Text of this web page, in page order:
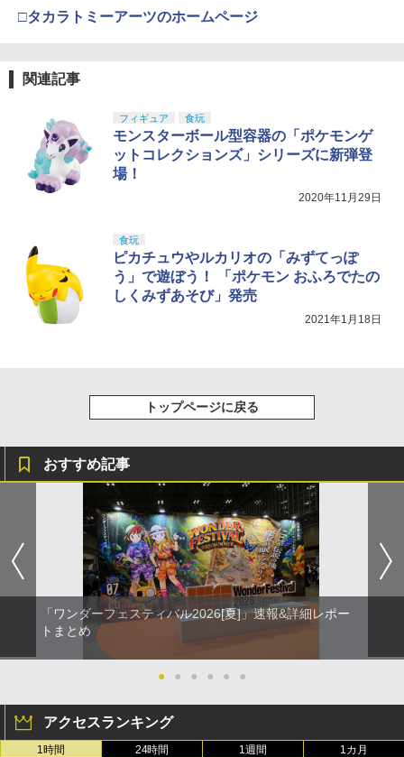
月予約】
製法) 仮面ライダーBLACK RX
￥11,800
ティング グラス ボレーセイフティ 【レ
バトラークリーク OBJ 02A（30.0mm）
バトラーキャップ フリップオープン
￥4,779
ドローン 小型 子供 100g未満 室内 初心
ギフト 親子ゲーム 最大飛行時間合計20
分 国内認証済みHS210赤
￥5,390
4
TAMASHII NATIONS S.H.フィギュアー
5
BS製 塗装済み可動フィギュア
HGUC 機動戦士ガンダム ザクI(黒い三連
BANDAI SPIRITS(バンダイ スピリッツ)
￥3,409
￥2,710
型用接着剤 87003
GSIクレオス Mr.トップコート 水性プレ
ミアムトップコートスプレー つや消し 8
8ml ホビー用仕上材 B603
□タカラトミーアーツのホームページ
関連記事
フィギュア 食玩
モンスターボール型容器の「ポケモンゲ
ットコレクションズ」シリーズに新弾登
場！
2020年11月29日
食玩
ピカチュウやルカリオの「みずてっぽ
う」で遊ぼう！ 「ポケモン おふろでたの
しくみずあそび」発売
2021年1月18日
トップページに戻る
おすすめ記事
「ワンダーフェスティバル2026[夏]」速報&詳細レポー
トまとめ
● ● ● ● ● ●
アクセスランキング
1時間 24時間 1週間 1カ月